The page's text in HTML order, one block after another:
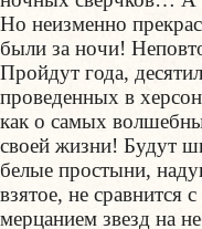
Но неизменно
были за ночи!
Пройдут года,
проведенных в
как о самых
своей жизни! Будут
белые простыни,
взятое, не сравнится
мерцанием звезд на